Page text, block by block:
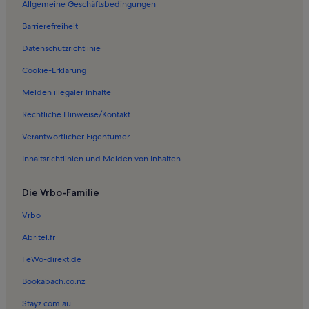
Ferienwohnungen in Schlosspark
Ferienwohnungen in Tierpark Kunsterspring
Ferienwohnungen in Naturpark Stechlin-Ruppiner Land
Ferienwohnungen in Schloss Rheinsberg
Ferienwohnungen in Laufpark Stechlin e.V.
Ferienunterkünfte nahe Dannenwalde
Ferienwohnungen in Temnitzquell
Ferienwohnungen in Grünplan
Ferienwohnungen in Adamswalde
Ferienwohnungen in Obelisk Rheinsberg
Ferienwohnungen in Steinförde
Ferienwohnungen in Storbeck-Frankendorf
Ferienwohnungen in Klosterheide
Ferienwohnungen in Zempow
Allgemeine Geschäftsbedingungen
Barrierefreiheit
Datenschutzrichtlinie
Cookie-Erklärung
Melden illegaler Inhalte
Rechtliche Hinweise/Kontakt
Verantwortlicher Eigentümer
Inhaltsrichtlinien und Melden von Inhalten
Die Vrbo-Familie
Vrbo
Abritel.fr
FeWo-direkt.de
Bookabach.co.nz
Stayz.com.au